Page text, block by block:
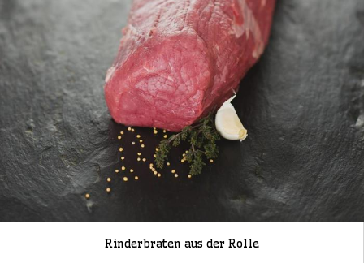
Rinderbraten aus der Rolle